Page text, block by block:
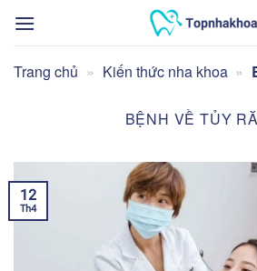
qua
dung
Trang chủ » Kiến thức nha khoa »
BỆNH VỀ TỦY
12
Th4